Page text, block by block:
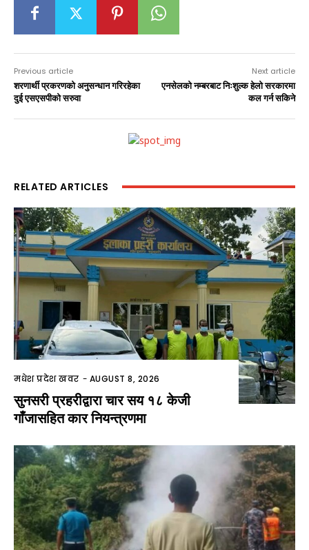
Previous article
शरणार्थी प्रकरणको अनुसन्धान गरिरहेका
दुई एसएसपीको सरुवा
Next article
एनसेलको नम्बरबाट निःशुल्क हेलो सरकारमा
कल गर्न सकिने
RELATED ARTICLES
मधेश प्रदेश खवर - AUGUST 8, 2026
सुनसरी प्रहरीद्वारा चार सय १८ केजी
गाँजासहित कार नियन्त्रणमा